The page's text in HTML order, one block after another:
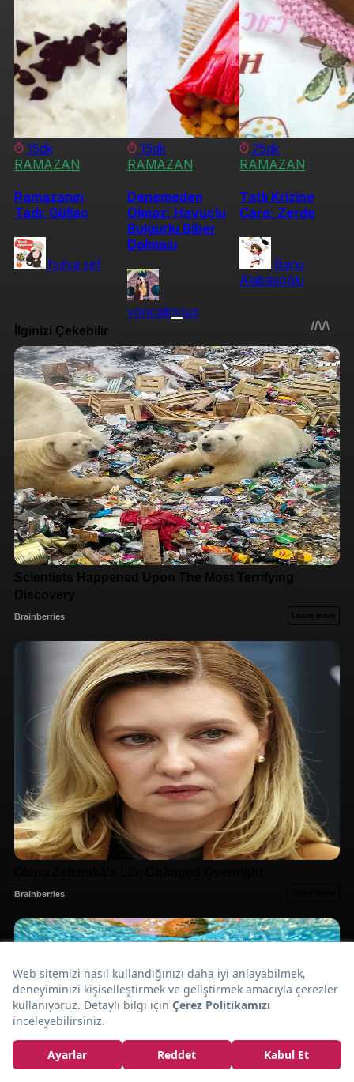
Hazır
Yufkadan Burma
Baklava Tarifi
15dk
RAMAZAN
Ramazanın
Tadı: Güllaç
hulya şef
15dk
RAMAZAN
Denemeden
Olmaz: Havuçlu
Bulgurlu Biber
Dolması
yoncalicious
25dk
RAMAZAN
Tatlı Krizine
Çare: Zerde
Banu
Alabaşoğlu